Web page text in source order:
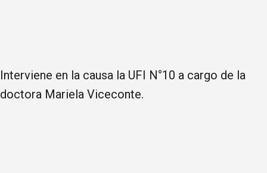
Interviene en la causa la UFI N°10 a cargo de la
doctora Mariela Viceconte.